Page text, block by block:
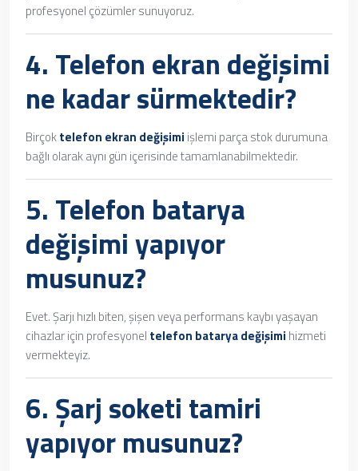
profesyonel çözümler sunuyoruz.
4. Telefon ekran değişimi
ne kadar sürmektedir?
Birçoktelefon ekran değişimi işlemi parça stok durumuna
bağlı olarak aynı gün içerisinde tamamlanabilmektedir.
5. Telefon batarya
değişimiyapıyor
musunuz?
Evet. Şarjı hızlı biten, şişen veya performans kaybı yaşayan
cihazlar için profesyonel telefon batarya değişimi hizmeti
vermekteyiz.
6. Şarj soketi tamiri
yapıyor musunuz?